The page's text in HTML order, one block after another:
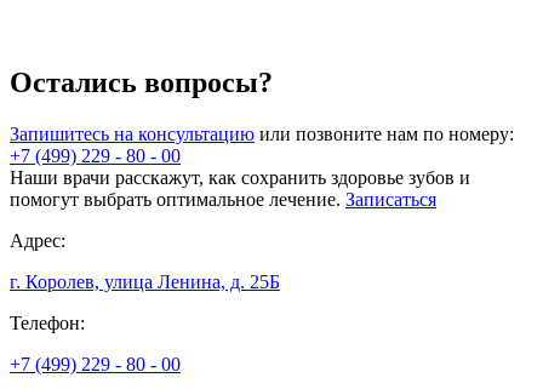
Остались вопросы?
Запишитесь на консультацию или позвоните нам по номеру:
+7 (499) 229 - 80 - 00
Наши врачи расскажут, как сохранить здоровье зубов и
помогут выбрать оптимальное лечение. Записаться
Адрес:
г. Королев, улица Ленина, д. 25Б
Телефон:
+7 (499) 229 - 80 - 00